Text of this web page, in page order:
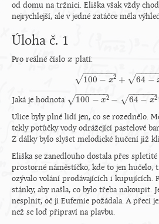
od domu na tržnici. Eliška však vždy
nejrychlejší, ale v jedné zatáčce měla
Úloha č. 1
Pro reálné číslo x
x platí:
100 − x2
− −
−−−−−
√ + 64 −
−−−−
√
100− x2+ 64−x 2=
Jaká je hodnota
100 − x2
− −
−−−−−
√ − 64 − x2
− −
−−−−
√
100−x2 −64−x2
Ulice byly plné lidí jen, co se rozednělo.
tekly potůčky vody odrážející pastelové
Z dálky bylo slyšet melodické hučení již
Eliška se zanedlouho dostala přes
prostorné náměstíčko, kde to jen hučelo,
ozývalo volání prodávajících i kupujících.
stánky, aby našla, co bylo třeba nakoupit.
nesplnit, oč ji Eufemie požádala. A přeci
než se loď připraví na plavbu.